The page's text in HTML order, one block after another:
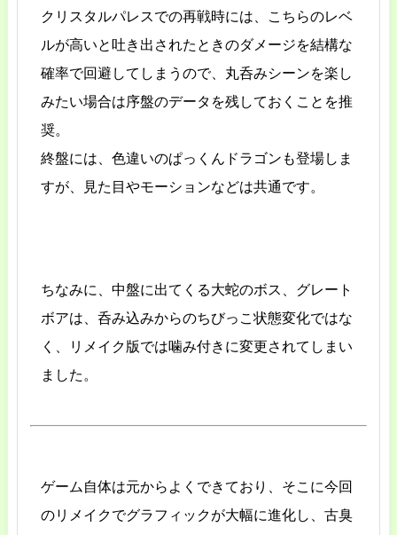
クリスタルパレスでの再戦時には、こちらのレベ
ルが高いと吐き出されたときのダメージを結構な
確率で回避してしまうので、丸呑みシーンを楽し
みたい場合は序盤のデータを残しておくことを推
奨。
終盤には、色違いのぱっくんドラゴンも登場しま
すが、見た目やモーションなどは共通です。
ちなみに、中盤に出てくる大蛇のボス、グレート
ボアは、呑み込みからのちびっこ状態変化ではな
く、リメイク版では噛み付きに変更されてしまい
ました。
ゲーム自体は元からよくできており、そこに今回
のリメイクでグラフィックが大幅に進化し、古臭